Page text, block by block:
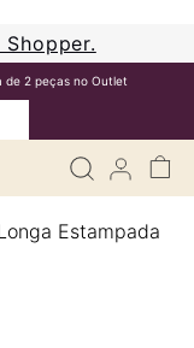
Shopper.
de 2 peças no Outlet
Estampada